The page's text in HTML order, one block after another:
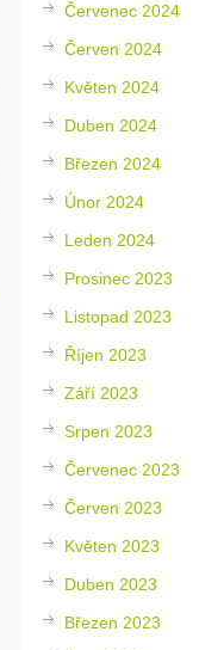
Červenec 2024
Červen 2024
Květen 2024
Duben 2024
Březen 2024
Únor 2024
Leden 2024
Prosinec 2023
Listopad 2023
Říjen 2023
Září 2023
Srpen 2023
Červenec 2023
Červen 2023
Květen 2023
Duben 2023
Březen 2023